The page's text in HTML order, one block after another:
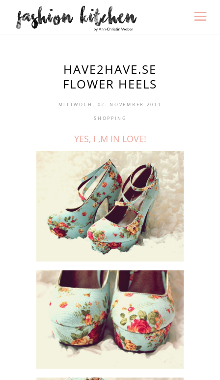
HAVE2HAVE.SE
FLOWER HEELS
MITTWOCH, 02. NOVEMBER 2011
SHOPPING
YES, I ‚M IN LOVE!